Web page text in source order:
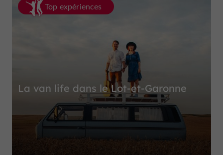
Top expériences
La van life dans le Lot-et-Garonne